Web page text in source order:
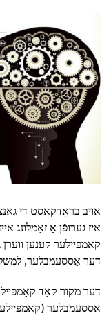
אויב בראָדקאַסט די
איז גערופֿן אַ זאַמלונג
קאַמפּיילער קענען
דער אַססעמבלער,
דער מקור קאָד
אַססעמבלער